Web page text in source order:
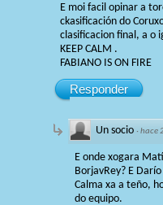
E moi facil opinar a
ckasificación do
clasificacion final, a o
KEEP CALM .
FABIANO IS ON FIRE
Responder
Un socio ·hace
E onde xogara
BorjavRey? E
Calma xa a teño,
do equipo.